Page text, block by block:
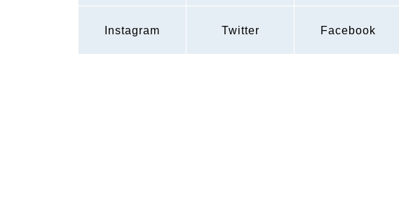
Instagram Twitter Facebook